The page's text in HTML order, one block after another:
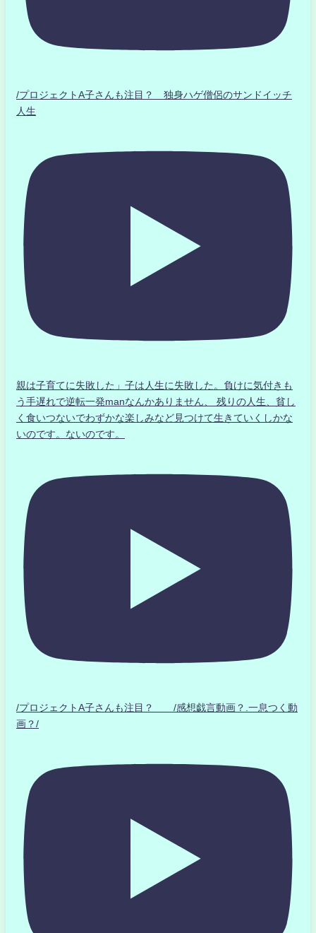
/プロジェクトA子さんも注目？ 独身ハゲ僧侶のサンドイッチ
人生
親は子育てに失敗した」子は人生に失敗した。負けに気付きも
う手遅れで逆転一発manなんかありません、 残りの人生、貧し
く食いつないでわずかな楽しみなど見つけて生きていくしかな
いのです。ないのです。
/プロジェクトA子さんも注目？ /感想戯言動画？.一息つく動
画？/